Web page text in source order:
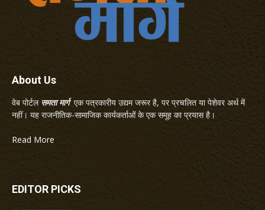
About Us
वेब पोर्टल समता मार्गएक पत्रकारीय उद्यम जरूर है, पर प्रचलित या पेशेवर अर्थ में
नहीं। यह राजनीतिक-सामाजिक कार्यकर्ताओं के एक समूह का प्रयास है।
Read More
EDITOR PICKS